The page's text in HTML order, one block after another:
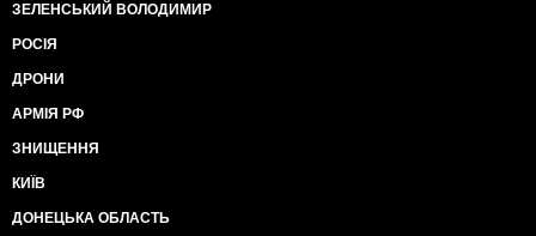
ЗЕЛЕНСЬКИЙ ВОЛОДИМИР
РОСІЯ
ДРОНИ
АРМІЯ РФ
ЗНИЩЕННЯ
КИЇВ
ДОНЕЦЬКА ОБЛАСТЬ